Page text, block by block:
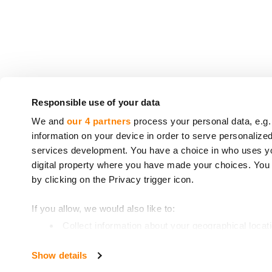
Responsible use of your data
We and our 4 partners process your personal data,
information on your device in order to serve
services development. You have a choice in who uses
digital property where you have made your choices.
by clicking on the Privacy trigger icon.
If you allow, we would also like to:
Find out more about how your personal data is
Show details
CrowdedHero Latvia SIA (numer rejestracyjny:
Usługi świadczone przez firmę CrowdedHero
Europejskiego i Rady*. Twoja inwestycja
* Dyrektywa 2014/49/UE Parlamentu
** Dyrektywa 97/9/WE Parlamentu